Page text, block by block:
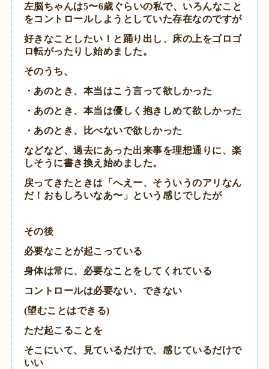
左脳ちゃんは5〜6歳ぐらいの私で、 いろんなこと
をコントロールしようとしていた存在なのですが
好きなことしたい！と踊り出し、床の上をゴロゴ
ロ転がったりし始めました。
そのうち、
・あのとき、本当はこう言って欲しかった
・あのとき、本当は優しく抱きしめて欲しかった
・あのとき、比べないで欲しかった
などなど、過去にあった出来事を理想通りに、楽
しそうに書き換え始めました。
戻ってきたときは「へえー、そういうのアリなん
だ！おもしろいなあ〜」という感じでしたが
その後
必要なことが起こっている
身体は常に、必要なことをしてくれている
コントロールは必要ない、できない
(望むことはできる)
ただ起こることを
そこにいて、見ているだけで、感じているだけで
いい